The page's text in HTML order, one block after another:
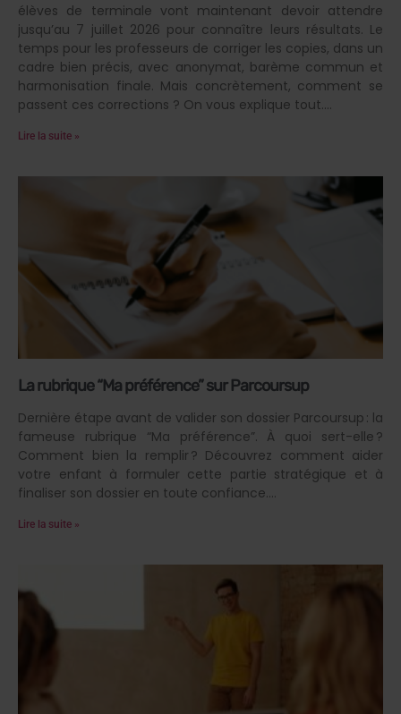
élèves de terminale vont maintenant devoir attendre
jusqu’au 7 juillet 2026 pour connaître leurs résultats. Le
temps pour les professeurs de corriger les copies, dans un
cadre bien précis, avec anonymat, barème commun et
harmonisation finale. Mais concrètement, comment se
passent ces corrections ? On vous explique tout.
Lire la suite »
La rubrique “Ma préférence” sur Parcoursup
Dernière étape avant de valider son dossier Parcoursup : la
fameuse rubrique “Ma préférence”. À quoi sert-elle ?
Comment bien la remplir ? Découvrez comment aider
votre enfant à formuler cette partie stratégique et à
finaliser son dossier en toute confiance.
Lire la suite »